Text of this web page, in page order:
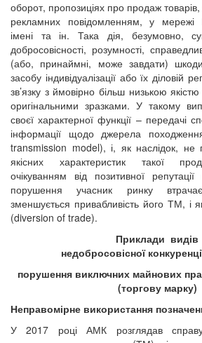
оборот, пропозиціях про продаж
рекламних повідомленням, у мережі
імені та ін. Така дія, безумовно,
добросовісності, розумності,
(або, принаймні, може завдати)
засобу індивідуалізації або їх діловій
зв’язку з ймовірно більш низькою
оригінальними зразками. У такому
своєї характерної функції – передачі
інформації щодо джерела
transmission model), і, як наслідок, не
якісних характеристик такої
очікуванням від позитивної
порушення учасник ринку
зменшується привабливість його ТМ, і
(diversion of trade).
Приклади видів
недобросовісної
порушення виключних майнових
(торгову марку)
Неправомірне використання
У 2017 році АМК розглядав